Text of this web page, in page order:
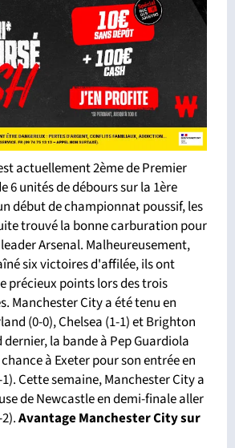
actuellement 2ème de Premier
6 unités de débours sur la 1ère
début de championnat poussif, les
trouvé la bonne carburation pour
Arsenal. Malheureusement,
six victoires d'affilée, ils ont
précieux points lors des trois
Manchester City a été tenu en
(0-0), Chelsea (1-1) et Brighton
dernier, la bande à Pep Guardiola
à Exeter pour son entrée en
1). Cette semaine, Manchester City a
de Newcastle en demi-finale aller
Avantage Manchester Citysur